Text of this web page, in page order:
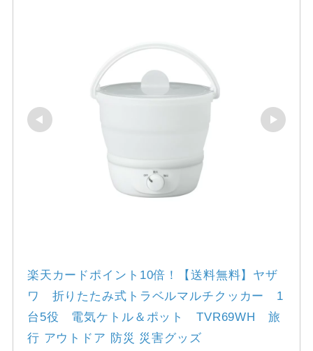
楽天カードポイント10倍！【送料無料】ヤザ
ワ　折りたたみ式トラベルマルチクッカー　1
台5役　電気ケトル＆ポット　TVR69WH　旅
行 アウトドア 防災 災害グッズ